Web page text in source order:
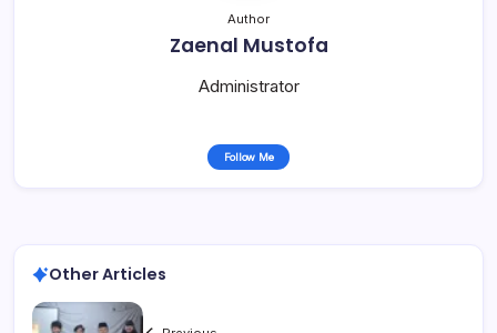
Author
Zaenal Mustofa
Administrator
Follow Me
Other Articles